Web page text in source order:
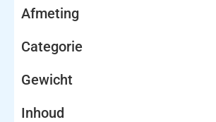
Afmeting
Categorie
Gewicht
Inhoud